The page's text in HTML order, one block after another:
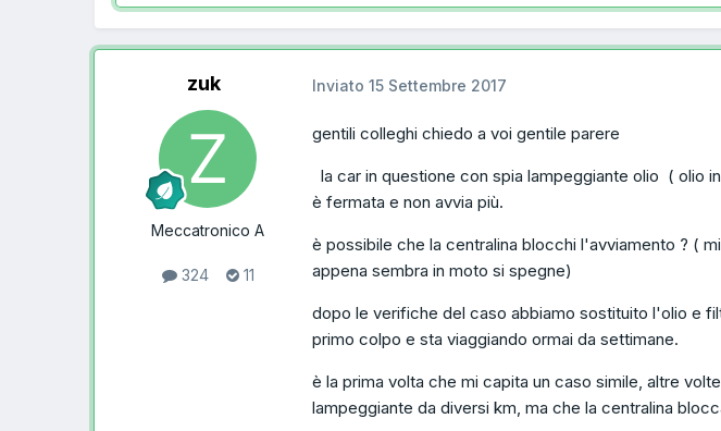
zuk
Meccatronico A
324 11
Inviato 15 Settembre 2017
gentili colleghi chiedo a voi gentile parere
la car in questione con spia lampeggiante olio ( olio
è fermata e non avvia più.
è possibile che la centralina blocchi l'avviamento ? (
appena sembra in moto si spegne)
dopo le verifiche del caso abbiamo sostituito l'olio e
primo colpo e sta viaggiando ormai da settimane.
è la prima volta che mi capita un caso simile, altre
lampeggiante da diversi km, ma che la centralina